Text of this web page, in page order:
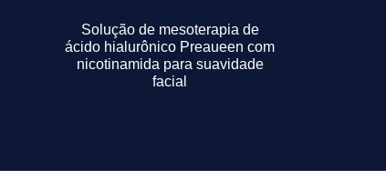
Solução de mesoterapia de
ácido hialurônico Preaueen com
nicotinamida para suavidade
facial